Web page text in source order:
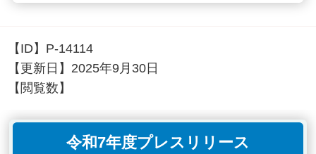
【ID】 P-14114
【更新日】 2025年9月30日
【閲覧数】
令和7年度プレスリリース